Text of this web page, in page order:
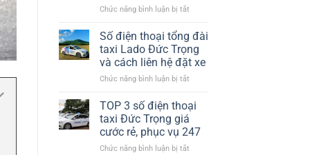
và
cước
chi
tiết
Chức năng bình luận bị tắtở
Mai
Linh
Đức
Trọng:
thông
số
điện
thoại
và
cách
Số điện thoại tổng đài
taxi Lado Đức Trọng
và cách liên hệ đặt xe
Chức năng bình luận bị tắtở
điện
thoại
tổng
đài
taxi
TOP 3 số điện thoại
taxi Đức Trọng giá
cước rẻ, phục vụ 247
Chức năng bình luận bị tắtở